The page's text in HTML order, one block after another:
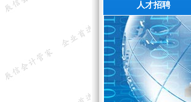
人才招聘